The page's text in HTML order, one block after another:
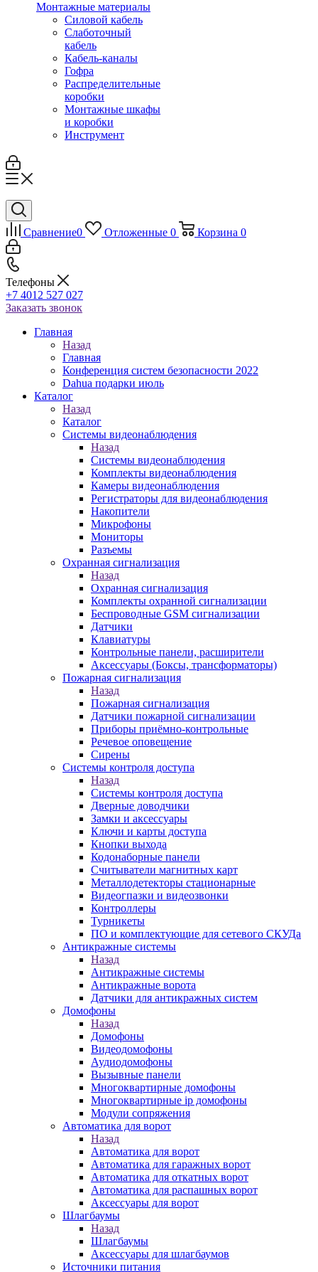
Монтажные материалы
Силовой кабель
Слаботочный
кабель
Кабель-каналы
Гофра
Распределительные
коробки
Монтажные шкафы
и коробки
Инструмент
Сравнение0 Отложенные 0 Корзина 0
Телефоны
+7 4012 527 027
Заказать звонок
Главная
Назад
Главная
Конференция систем безопасности 2022
Dahua подарки июль
Каталог
Назад
Каталог
Системы видеонаблюдения
Назад
Системы видеонаблюдения
Комплекты видеонаблюдения
Камеры видеонаблюдения
Регистраторы для видеонаблюдения
Накопители
Микрофоны
Мониторы
Разъемы
Охранная сигнализация
Назад
Охранная сигнализация
Комплекты охранной сигнализации
Беспроводные GSM сигнализации
Датчики
Клавиатуры
Контрольные панели, расширители
Аксессуары (Боксы, трансформаторы)
Пожарная сигнализация
Назад
Пожарная сигнализация
Датчики пожарной сигнализации
Приборы приёмно-контрольные
Речевое оповещение
Сирены
Системы контроля доступа
Назад
Системы контроля доступа
Дверные доводчики
Замки и аксессуары
Ключи и карты доступа
Кнопки выхода
Кодонаборные панели
Считыватели магнитных карт
Металлодетекторы стационарные
Видеогпазки и видеозвонки
Контроллеры
Турникеты
ПО и комплектующие для сетевого СКУДа
Антикражные системы
Назад
Антикражные системы
Антикражные ворота
Датчики для антикражных систем
Домофоны
Назад
Домофоны
Видеодомофоны
Аудиодомофоны
Вызывные панели
Многоквартирные домофоны
Многоквартирные ip домофоны
Модули сопряжения
Автоматика для ворот
Назад
Автоматика для ворот
Автоматика для гаражных ворот
Автоматика для откатных ворот
Автоматика для распашных ворот
Аксессуары для ворот
Шлагбаумы
Назад
Шлагбаумы
Аксессуары для шлагбаумов
Источники питания